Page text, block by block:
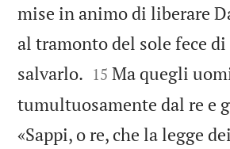
mise in animo di liberare
al tramonto del sole fece
salvarlo. 

15 Ma quegli
tumultuosamente dal re e
«Sappi, o re, che la legge